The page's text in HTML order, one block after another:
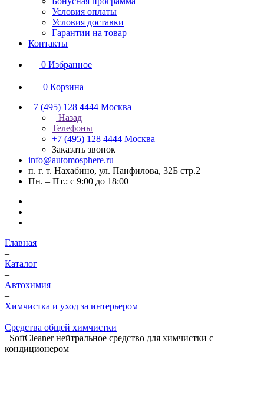
Условия оплаты
Условия доставки
Гарантии на товар
Контакты
0 Избранное
0 Корзина
+7 (495) 128 4444 Москва
Назад
Телефоны
+7 (495) 128 4444 Москва
Заказать звонок
info@automosphere.ru
п. г. т. Нахабино, ул. Панфилова, 32Б стр.2
Пн. – Пт.: с 9:00 до 18:00
Главная
–
Каталог
–
Автохимия
–
Химчистка и уход за интерьером
–
Средства общей химчистки
–SoftCleaner нейтральное средство для химчистки с
кондиционером